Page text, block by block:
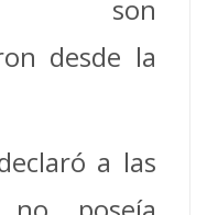
son
desde la
a las